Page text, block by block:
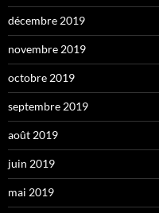
décembre 2019
novembre 2019
octobre 2019
septembre 2019
août 2019
juin 2019
mai 2019